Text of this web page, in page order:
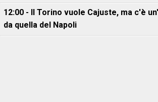
12:00 - Il Torino vuole Cajuste, ma c'è
da quella del Napoli